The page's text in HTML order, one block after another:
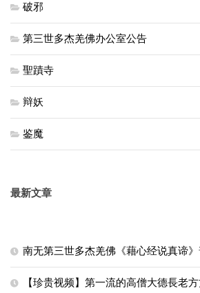
破邪
第三世多杰羌佛办公室公告
聖蹟寺
辩妖
鉴魔
最新文章
南无第三世多杰羌佛《藉心经说真谛》
【珍贵视频】第一流的高僧大德長老